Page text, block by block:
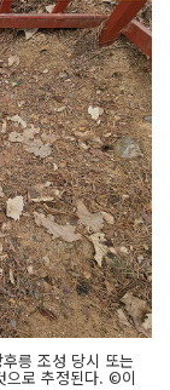
릉 조성 당시 또는
으로 추정된다. ©이